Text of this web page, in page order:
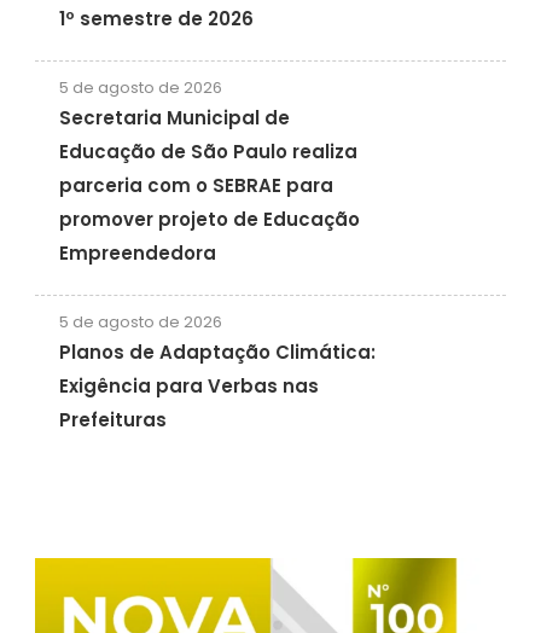
1º semestre de 2026
5 de agosto de 2026
Secretaria Municipal de
Educação de São Paulo realiza
parceria com o SEBRAE para
promover projeto de Educação
Empreendedora
5 de agosto de 2026
Planos de Adaptação Climática:
Exigência para Verbas nas
Prefeituras